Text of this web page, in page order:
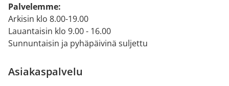
Palvelemme:
Arkisin klo 8.00-19.00
Lauantaisin klo 9.00 - 16.00
Sunnuntaisin ja pyhäpäivinä suljettu
Asiakaspalvelu